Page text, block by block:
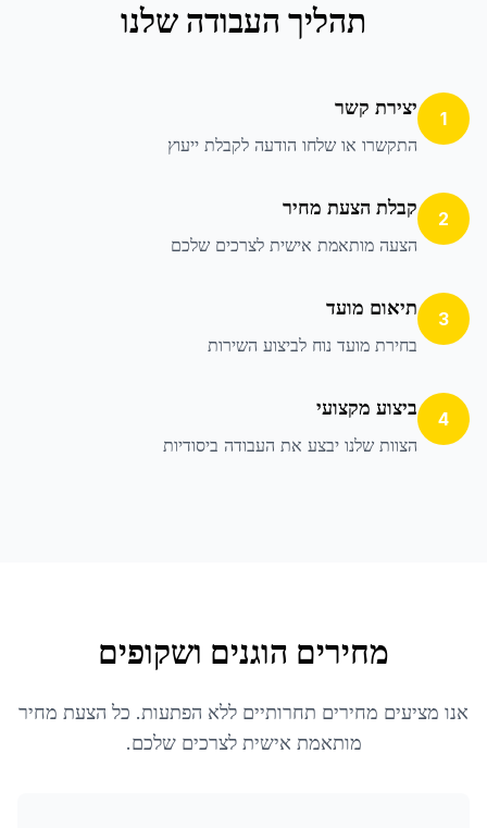
תהליך העבודה שלנו
1 יצירת קשר
התקשרו או שלחו הודעה לקבלת ייעוץ
2 קבלת הצעת מחיר
הצעה מותאמת אישית לצרכים שלכם
3 תיאום מועד
בחירת מועד נוח לביצוע השירות
4 ביצוע מקצועי
הצוות שלנו יבצע את העבודה ביסודיות
מחירים הוגנים ושקופים
אנו מציעים מחירים תחרותיים ללא הפתעות. כל הצעת מחיר
מותאמת אישית לצרכים שלכם.